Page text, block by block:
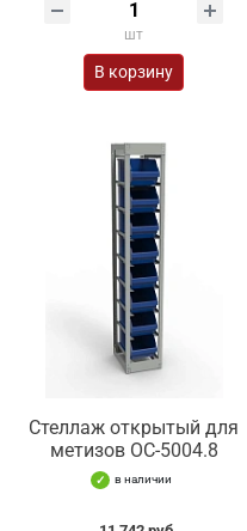
шт
В корзину
Стеллаж открытый для
метизов ОС-5004.8
в наличии